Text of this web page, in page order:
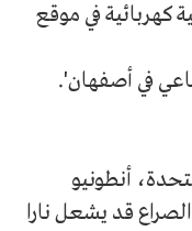
كهربائية في موقع
في أصفهان'.
أنطونيو
قد يشعل نارا